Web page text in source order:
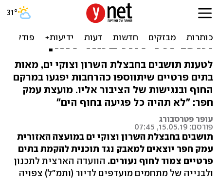
הקרב על חוף נעורים:
"המועצה מקדמת בחשאי
תוכנית וילות צמוד לחוף"
לטענת תושבים בחבצלת השרון וצוקי ים, מאות
בתים פרטיים שיתווספו כהרחבות יפגעו במרקם
החוף ובנגישות של הציבור אליו. מועצת עמק
חפר: "לא תהיה כל פגיעה בחוף הים"
עופר פטרסבורג
פורסם: 15.05.19, 07:45
תושבים בחבצלת השרון וצוקי ים במועצה האזורית
עמק חפר יוצאים למאבק נגד תוכנית להקמת בתים
פרטיים צמוד לחוף נעורים. הוועדה הארצית לתכנון
ולבנייה של מתחמים מועדפים לדיור (ותמ"ל) צפויה